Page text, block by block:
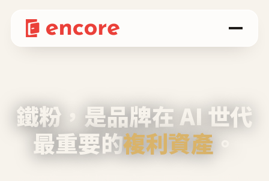
鐵粉，是品牌在 AI 世代
最重要的複利資產 。